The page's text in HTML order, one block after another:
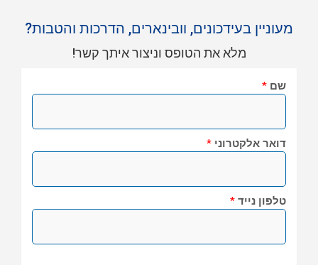
מעוניין בעידכונים, וובינארים, הדרכות והטבות?
מלא את הטופס וניצור איתך קשר!
שם *
דואר אלקטרוני *
טלפון נייד *